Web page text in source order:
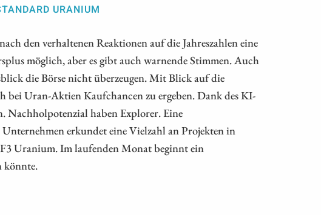
URANIUM
den verhaltenen Reaktionen auf die Jahreszahlen eine
möglich, aber es gibt auch warnende Stimmen. Auch
die Börse nicht überzeugen. Mit Blick auf die
bei Uran-Aktien Kaufchancen zu ergeben. Dank des KI-
Nachholpotenzial haben Explorer. Eine
erkundet eine Vielzahl an Projekten in
Uranium. Im laufenden Monat beginnt ein
könnte.